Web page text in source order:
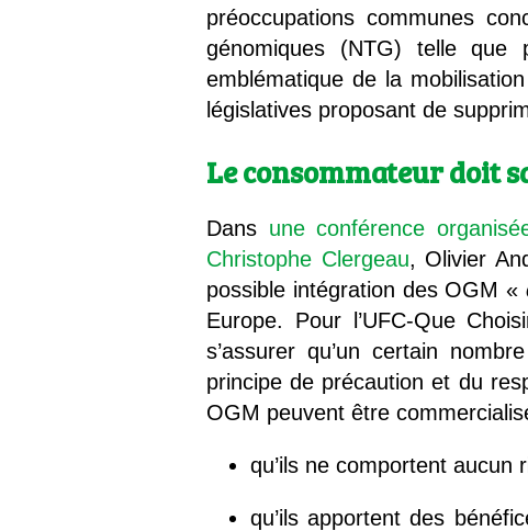
préoccupations communes
génomiques (NTG) telle que
emblématique de la
législatives proposant de
Le consommateur doit
Dans une conférence
Christophe Clergeau, Olivier
possible intégration des OGM «
Europe. Pour l’UFC-Que
s’assurer qu’un certain
principe de précaution et du
OGM peuvent être
qu’ils ne comportent
qu’ils apportent des